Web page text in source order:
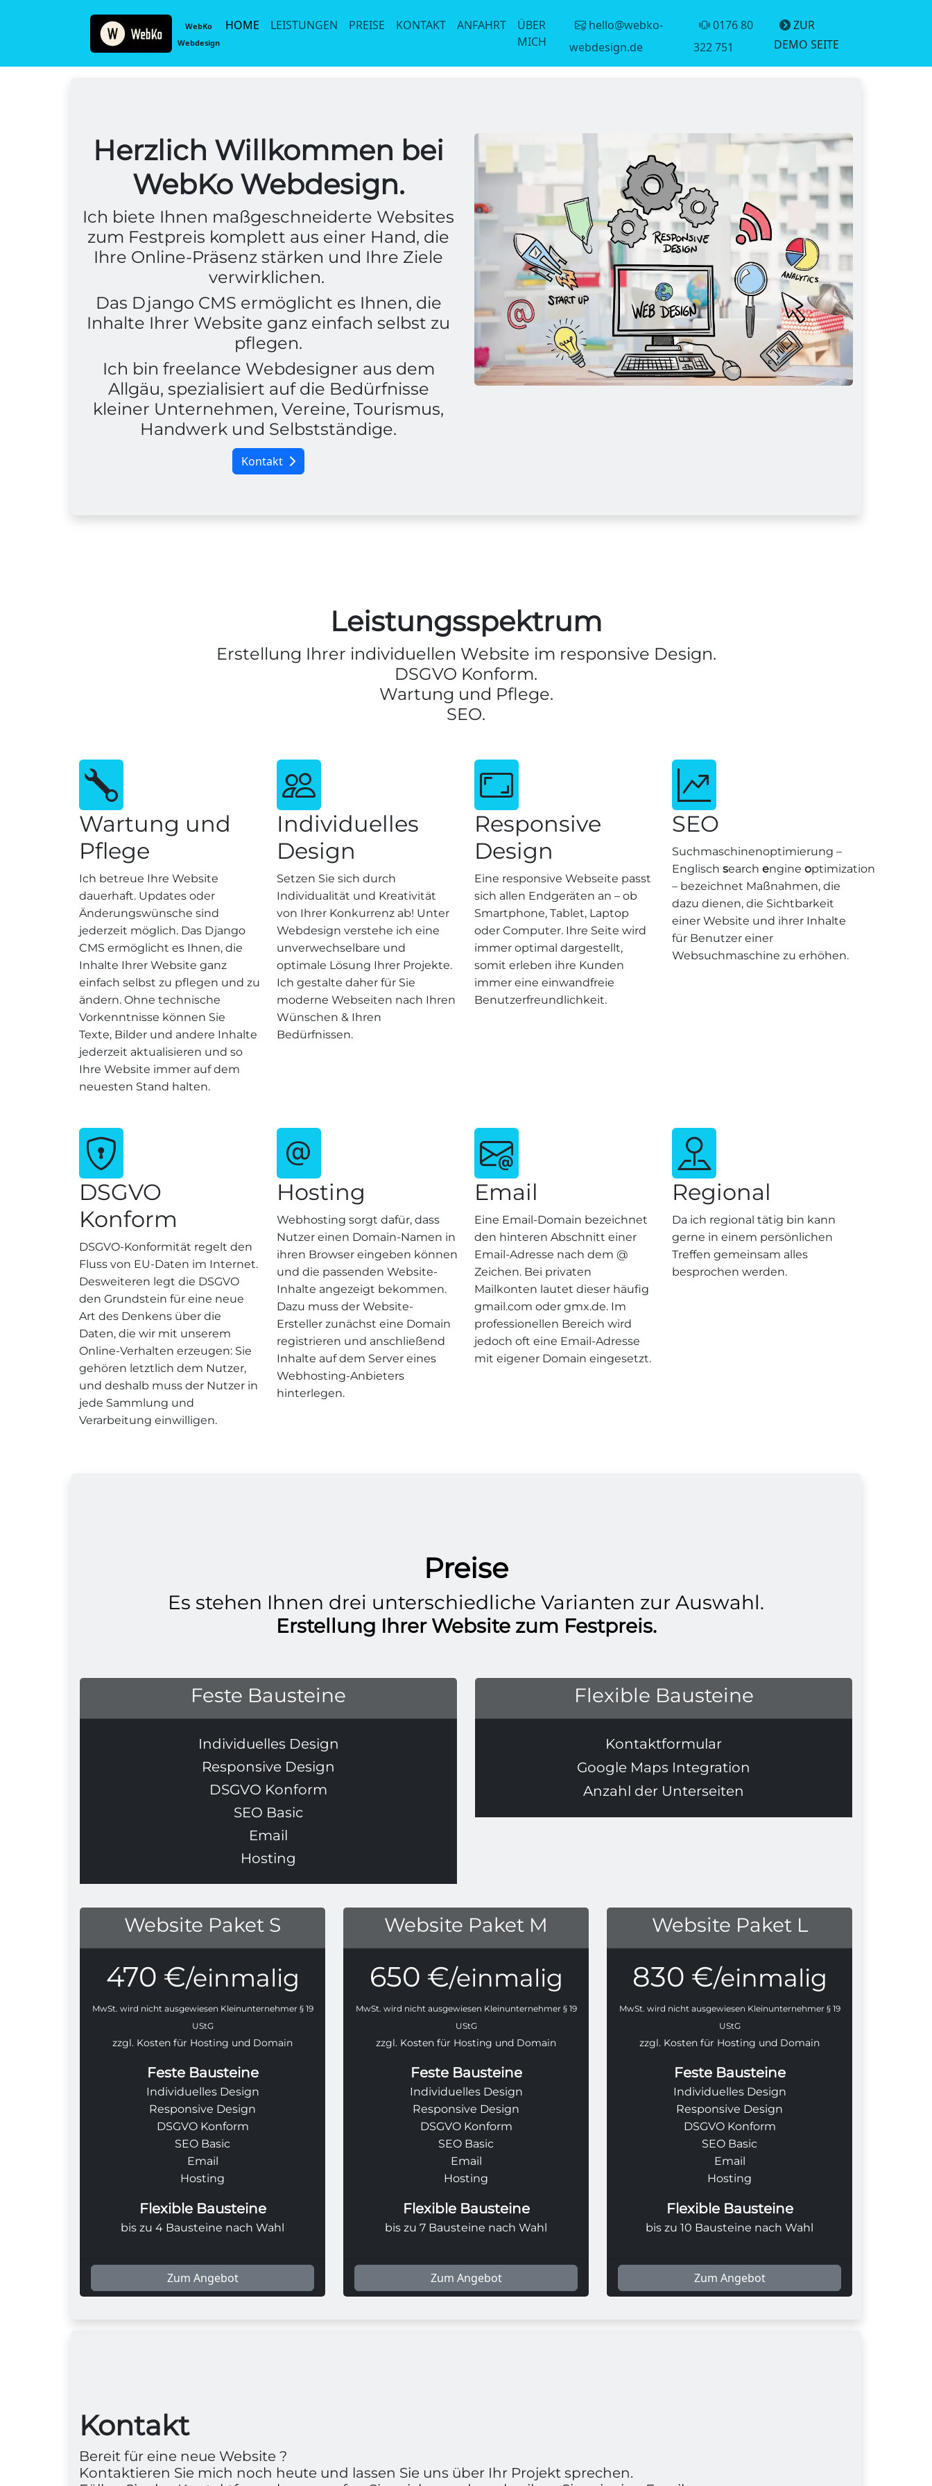
WebKo
Webdesign
HOME LEISTUNGEN PREISE KONTAKT ANFAHRT
ÜBER
MICH
hello@webko-
webdesign.de
0176 80
322 751
ZUR
DEMO SEITE
Herzlich Willkommen bei
WebKo Webdesign.
Ich biete Ihnen maßgeschneiderte Websites
zum Festpreis komplett aus einer Hand, die
Ihre Online-Präsenz stärken und Ihre Ziele
verwirklichen.
Das Django CMS ermöglicht es Ihnen, die
Inhalte Ihrer Website ganz einfach selbst zu
pflegen.
Ich bin freelance Webdesigner aus dem
Allgäu, spezialisiert auf die Bedürfnisse
kleiner Unternehmen, Vereine, Tourismus,
Handwerk und Selbstständige.
Kontakt
Leistungsspektrum
Erstellung Ihrer individuellen Website im responsive Design.
DSGVO Konform.
Wartung und Pflege.
SEO.
Wartung und
Pflege
Ich betreue Ihre Website
dauerhaft. Updates oder
Änderungswünsche sind
jederzeit möglich. Das Django
CMS ermöglicht es Ihnen, die
Inhalte Ihrer Website ganz
einfach selbst zu pflegen und zu
ändern. Ohne technische
Vorkenntnisse können Sie
Texte, Bilder und andere Inhalte
jederzeit aktualisieren und so
Ihre Website immer auf dem
neuesten Stand halten.
Individuelles
Design
Setzen Sie sich durch
Individualität und Kreativität
von Ihrer Konkurrenz ab! Unter
Webdesign verstehe ich eine
unverwechselbare und
optimale Lösung Ihrer Projekte.
Ich gestalte daher für Sie
moderne Webseiten nach Ihren
Wünschen & Ihren
Bedürfnissen.
Responsive
Design
Eine responsive Webseite passt
sich allen Endgeräten an – ob
Smartphone, Tablet, Laptop
oder Computer. Ihre Seite wird
immer optimal dargestellt,
somit erleben ihre Kunden
immer eine einwandfreie
Benutzerfreundlichkeit.
SEO
Suchmaschinenoptimierung –
Englisch search engine optimization
– bezeichnet Maßnahmen, die
dazu dienen, die Sichtbarkeit
einer Website und ihrer Inhalte
für Benutzer einer
Websuchmaschine zu erhöhen.
DSGVO
Konform
DSGVO-Konformität regelt den
Fluss von EU-Daten im Internet.
Desweiteren legt die DSGVO
den Grundstein für eine neue
Art des Denkens über die
Daten, die wir mit unserem
Online-Verhalten erzeugen: Sie
gehören letztlich dem Nutzer,
und deshalb muss der Nutzer in
jede Sammlung und
Verarbeitung einwilligen.
Hosting
Webhosting sorgt dafür, dass
Nutzer einen Domain-Namen in
ihren Browser eingeben können
und die passenden Website-
Inhalte angezeigt bekommen.
Dazu muss der Website-
Ersteller zunächst eine Domain
registrieren und anschließend
Inhalte auf dem Server eines
Webhosting-Anbieters
hinterlegen.
Email
Eine Email-Domain bezeichnet
den hinteren Abschnitt einer
Email-Adresse nach dem @
Zeichen. Bei privaten
Mailkonten lautet dieser häufig
gmail.com oder gmx.de. Im
professionellen Bereich wird
jedoch oft eine Email-Adresse
mit eigener Domain eingesetzt.
Regional
Da ich regional tätig bin kann
gerne in einem persönlichen
Treffen gemeinsam alles
besprochen werden.
Preise
Es stehen Ihnen drei unterschiedliche Varianten zur Auswahl.
Erstellung Ihrer Website zum Festpreis.
Feste Bausteine
Individuelles Design
Responsive Design
DSGVO Konform
SEO Basic
Email
Hosting
Flexible Bausteine
Kontaktformular
Google Maps Integration
Anzahl der Unterseiten
Website Paket S
470 €/einmalig
MwSt. wird nicht ausgewiesen Kleinunternehmer § 19
UStG
zzgl. Kosten für Hosting und Domain
Feste Bausteine
Individuelles Design
Responsive Design
DSGVO Konform
SEO Basic
Email
Hosting
Flexible Bausteine
bis zu 4 Bausteine nach Wahl
Zum Angebot
Website Paket M
650 €/einmalig
MwSt. wird nicht ausgewiesen Kleinunternehmer § 19
UStG
zzgl. Kosten für Hosting und Domain
Feste Bausteine
Individuelles Design
Responsive Design
DSGVO Konform
SEO Basic
Email
Hosting
Flexible Bausteine
bis zu 7 Bausteine nach Wahl
Zum Angebot
Website Paket L
830 €/einmalig
MwSt. wird nicht ausgewiesen Kleinunternehmer § 19
UStG
zzgl. Kosten für Hosting und Domain
Feste Bausteine
Individuelles Design
Responsive Design
DSGVO Konform
SEO Basic
Email
Hosting
Flexible Bausteine
bis zu 10 Bausteine nach Wahl
Zum Angebot
Kontakt
Bereit für eine neue Website ?
Kontaktieren Sie mich noch heute und lassen Sie uns über Ihr Projekt sprechen.